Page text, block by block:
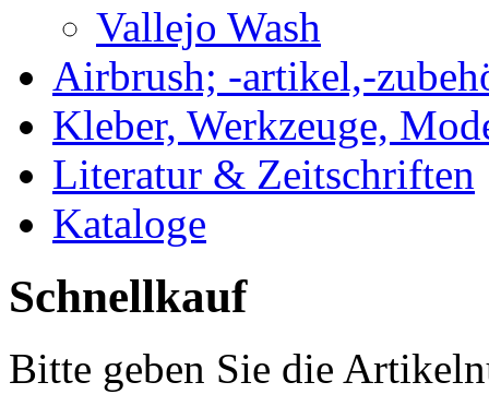
Vallejo Wash
Airbrush; -artikel,-
Kleber, Werkzeuge,
Literatur & Zeitschriften
Kataloge
Schnellkauf
Bitte geben Sie die